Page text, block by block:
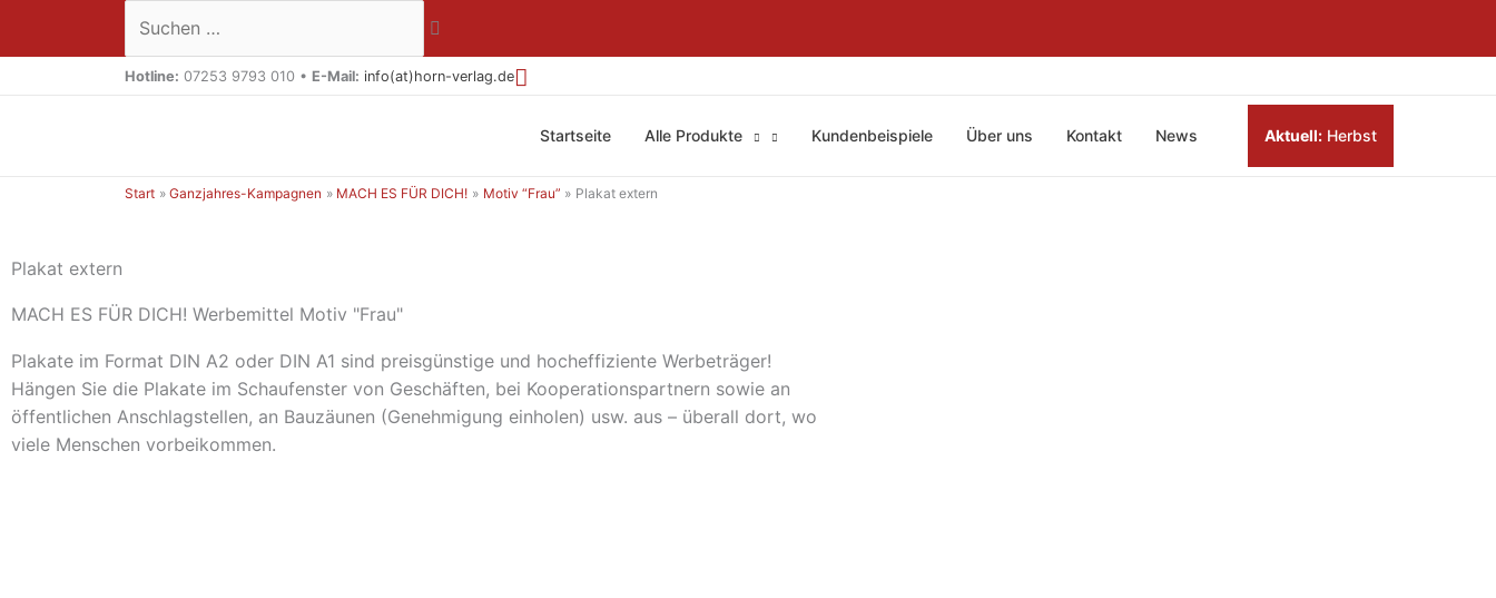
Suchen …
Hotline: 07253 9793 010 • E-Mail: info(at)horn-verlag.de
Startseite Alle Produkte Kundenbeispiele Über uns Kontakt News Aktuell: Herbst
Start Ganzjahres-Kampagnen MACH ES FÜR DICH! Motiv “Frau” Plakat extern
Plakat extern
MACH ES FÜR DICH! Werbemittel Motiv "Frau"
Plakate im Format DIN A2 oder DIN A1 sind preisgünstige und hocheffiziente Werbeträger!
Hängen Sie die Plakate im Schaufenster von Geschäften, bei Kooperationspartnern sowie an
öffentlichen Anschlagstellen, an Bauzäunen (Genehmigung einholen) usw. aus – überall dort, wo
viele Menschen vorbeikommen.